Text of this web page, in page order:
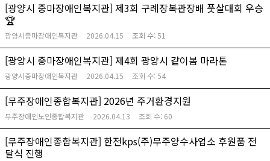
[광양시 중마장애인복지관] 제3회 구례장복관장배 풋살대회 우승
🏆
광양시중마장애인복지관 2026.04.15 조회 수:51
[광양시 중마장애인복지관] 제4회 광양시 같이봄 마라톤
광양시중마장애인복지관 2026.04.15 조회 수:54
[무주장애인종합복지관] 2026년 주거환경지원
무주장애인노인종합복지관 2026.04.13 조회 수: 60
[무주장애인종합복지관] 한전kps(주)무주양수사업소 후원품 전
달식 진행